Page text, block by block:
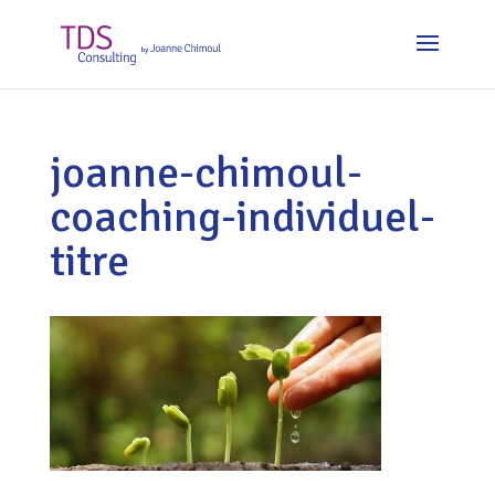
joanne-chimoul-
coaching-individuel-
titre